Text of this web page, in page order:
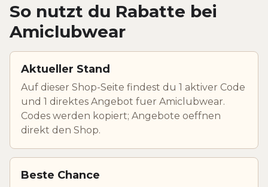
So nutzt du Rabatte bei
Amiclubwear
Aktueller Stand
Auf dieser Shop-Seite findest du 1 aktiver Code
und 1 direktes Angebot fuer Amiclubwear.
Codes werden kopiert; Angebote oeffnen
direkt den Shop.
Beste Chance